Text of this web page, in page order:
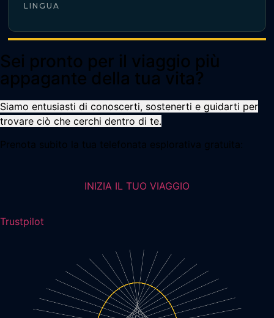
LINGUA
Sei pronto per il viaggio più
appagante della tua vita?
Siamo entusiasti di conoscerti, sostenerti e guidarti per
trovare ciò che cerchi dentro di te.
Prenota subito la tua telefonata esplorativa gratuita:
INIZIA IL TUO VIAGGIO
Trustpilot